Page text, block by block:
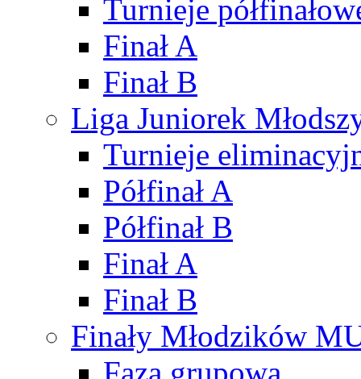
Turnieje
Finał A
Finał B
Liga Juniorek
Turnieje
Półfinał A
Półfinał B
Finał A
Finał B
Finały Młodzików
Faza grupowa